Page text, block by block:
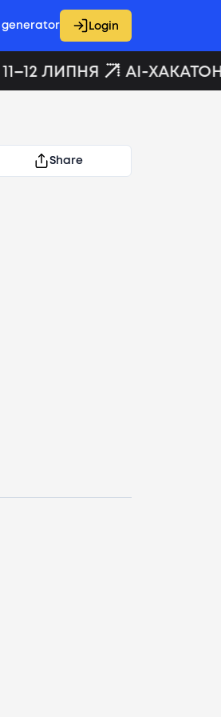
generator Login
ЛИПНЯ AI-ХАКАТОН
Share